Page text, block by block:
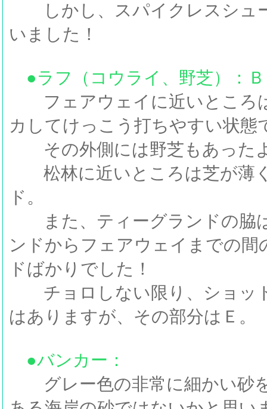
しかし、スパイクレスシュ
いました！
●ラフ（コウライ、野芝）：
フェアウェイに近いところ
カしてけっこう打ちやすい状態
その外側には野芝もあった
松林に近いところは芝が薄
ド。
また、ティーグランドの脇
ンドからフェアウェイまでの
ドばかりでした！
チョロしない限り、ショッ
はありますが、その部分はＥ。
●バンカー：
グレー色の非常に細かい砂